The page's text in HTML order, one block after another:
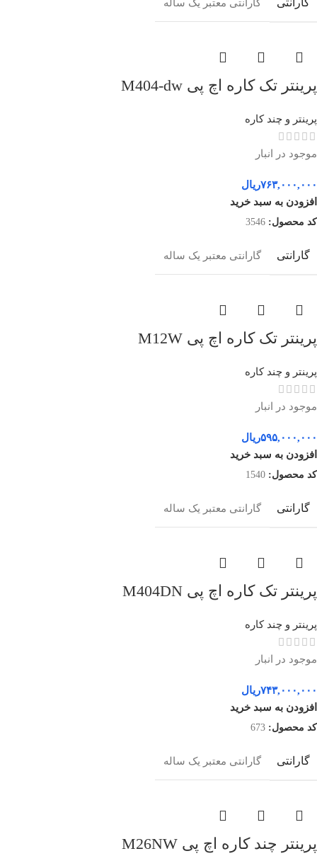
گارانتی معتبر یک ساله
پرینتر تک کاره اچ پی M404-dw
پرینتر و چند کاره
موجود در انبار
۷۶۳,۰۰۰,۰۰۰ریال
افزودن به سبد خرید
کد محصول: 3546
گارانتی گارانتی معتبر یک ساله
پرینتر تک کاره اچ پی M12W
پرینتر و چند کاره
موجود در انبار
۵۹۵,۰۰۰,۰۰۰ریال
افزودن به سبد خرید
کد محصول: 1540
گارانتی گارانتی معتبر یک ساله
پرینتر تک کاره اچ پی M404DN
پرینتر و چند کاره
موجود در انبار
۷۴۳,۰۰۰,۰۰۰ریال
افزودن به سبد خرید
کد محصول: 673
گارانتی گارانتی معتبر یک ساله
پرینتر چند کاره اچ پی M26NW